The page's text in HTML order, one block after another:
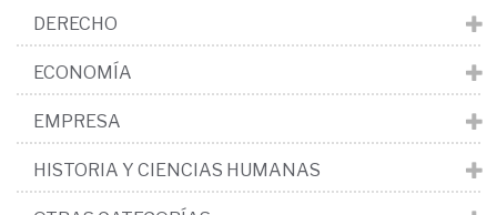
DERECHO
ECONOMÍA
EMPRESA
HISTORIA Y CIENCIAS HUMANAS